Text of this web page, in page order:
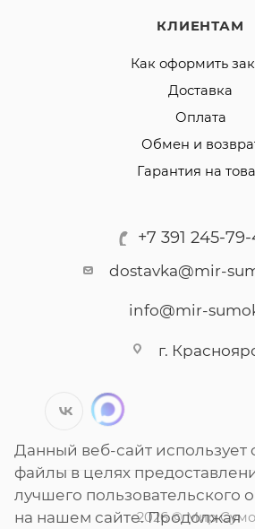
КЛИЕНТАМ
Как оформить
Доставка
Оплата
Обмен и
Гарантия на
+7 391 245-
dostavka@mir-
info@mir-
г.
2026 © Мир
Данный веб-сайт использует
файлы в целях
лучшего пользовательского
на нашем сайте. Продолжая